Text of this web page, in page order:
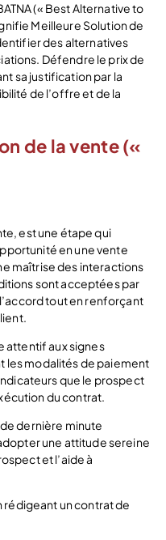
(« Best Alternative to
Meilleure Solution de
des alternatives
Défendre le prix de
sa justification par la
de l’offre et de la
de la vente («
est une étape qui
en une vente
maîtrise des interactions
sont acceptées par
tout en renforçant
attentif aux signes
les modalités de paiement
que le prospect
du contrat.
dernière minute
une attitude sereine
et l’aide à
rédigeant un contrat de